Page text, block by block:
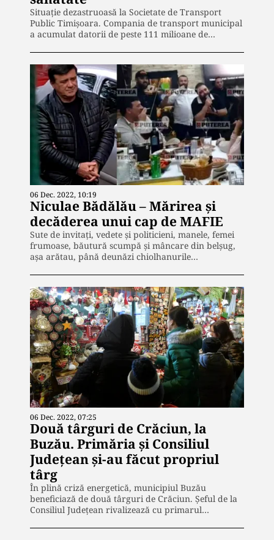
Situație dezastruoasă la Societate de Transport
Public Timișoara. Compania de transport municipal
a acumulat datorii de peste 111 milioane de…
06 Dec. 2022, 10:19
Niculae Bădălău – Mărirea și
decăderea unui cap de MAFIE
Sute de invitați, vedete și politicieni, manele, femei
frumoase, băutură scumpă și mâncare din belșug,
așa arătau, până deunăzi chiolhanurile…
06 Dec. 2022, 07:25
Două târguri de Crăciun, la
Buzău. Primăria și Consiliul
Județean și-au făcut propriul
târg
În plină criză energetică, municipiul Buzău
beneficiază de două târguri de Crăciun. Șeful de la
Consiliul Județean rivalizează cu primarul…